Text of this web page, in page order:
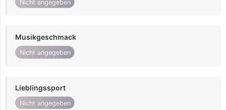
Nicht angegeben
Musikgeschmack
Nicht angegeben
Lieblingssport
Nicht angegeben